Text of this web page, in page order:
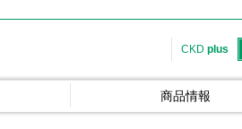
CKD plus
商品情報